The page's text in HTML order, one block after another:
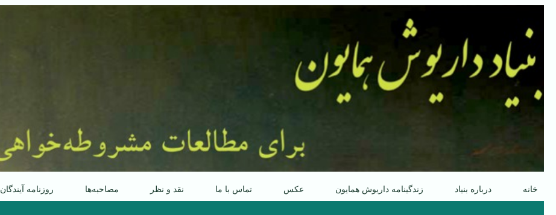
پرش
محتوا
خانه درباره بنیاد زندگینامه داریوش همایون عکس تماس با ما نقد و نظر مصاحبه‌ها روزنامه آیندگان